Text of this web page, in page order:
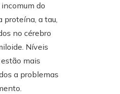
do
proteína, a tau,
no cérebro
Níveis
mais
a problemas